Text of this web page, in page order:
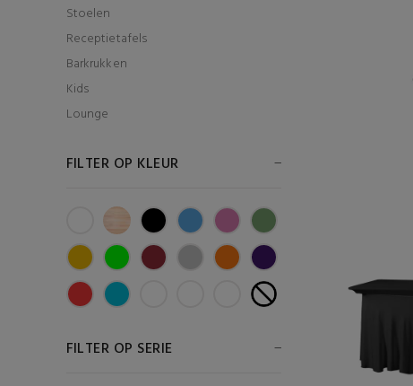
Stoelen
Receptietafels
Barkrukken
Kids
Lounge
FILTER OP KLEUR
FILTER OP SERIE